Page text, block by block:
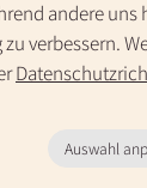
andere uns
verbessern.
Auswahl